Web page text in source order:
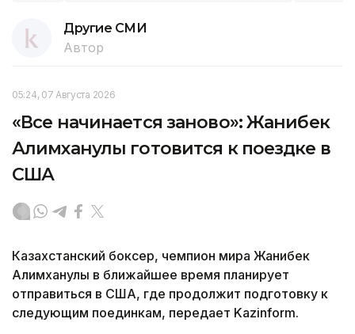
Другие СМИ
Автор
05:24, 07 Августа 2026
«Все начинается заново»: Жанибек
Алимханулы готовится к поездке в
США
Казахстанский боксер, чемпион мира Жанибек
Алимханулы в ближайшее время планирует
отправиться в США, где продолжит подготовку к
следующим поединкам, передает Kazinform.